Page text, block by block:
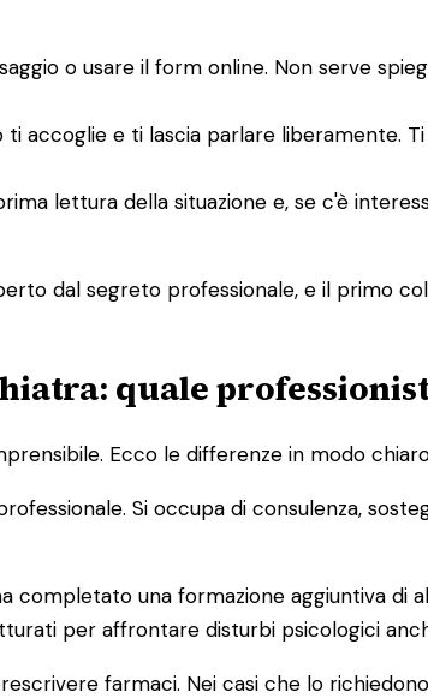
o usare il form online. Non serve
accoglie e ti lascia parlare liberamente.
lettura della situazione e, se c'è
dal segreto professionale, e il primo
quale
Ecco le differenze in modo
Si occupa di consulenza,
completato una formazione aggiuntiva di
per affrontare disturbi psicologici
farmaci. Nei casi che lo